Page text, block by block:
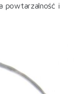
powtarzalność i